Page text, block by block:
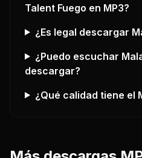
Talent Fuego en MP3?
¿Es legal descargar
¿Puedo escuchar
descargar?
¿Qué calidad tiene el